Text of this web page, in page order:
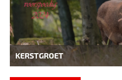
KERSTGROET